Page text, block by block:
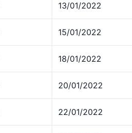
13/01/2022
15/01/2022
18/01/2022
20/01/2022
22/01/2022